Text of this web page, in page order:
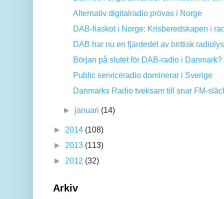
Alternativ digitalradio prövas i Norge
DAB-fiaskot i Norge: Krisberedskapen i
DAB har nu en fjärdedel av brittisk
Början på slutet för DAB-radio i Danmark?
Public serviceradio dominerar i Sverige
Danmarks Radio tveksam till snar FM-
► januari (14)
► 2014 (108)
► 2013 (113)
► 2012 (32)
Arkiv